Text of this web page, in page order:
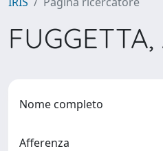
Nome completo
Afferenza